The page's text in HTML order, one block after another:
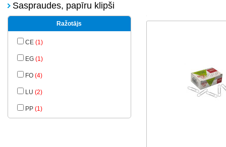
Saspraudes, papīru klipši
Ražotājs
CE (1)
EG (1)
FO (4)
LU (2)
PP (1)